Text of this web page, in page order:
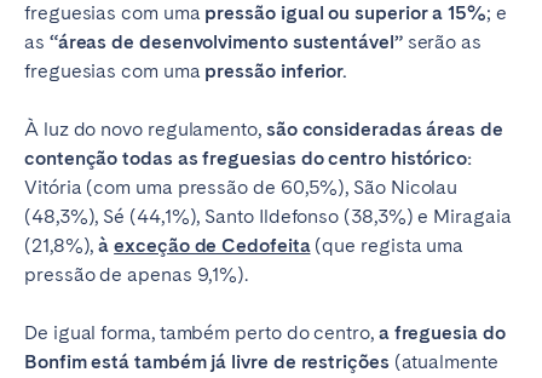
freguesias com uma pressão igual ou superior a 15%; e
as “áreas de desenvolvimento sustentável” serão as
freguesias com uma pressão inferior.
À luz do novo regulamento, são consideradas áreas de
contenção todas as freguesias do centro histórico:
Vitória (com uma pressão de 60,5%), São Nicolau
(48,3%), Sé (44,1%), Santo Ildefonso (38,3%) e Miragaia
(21,8%), àexceção de Cedofeita(que regista uma
pressão de apenas 9,1%).
De igual forma, também perto do centro,a freguesia do
Bonfimestá também já livre de restrições (atualmente